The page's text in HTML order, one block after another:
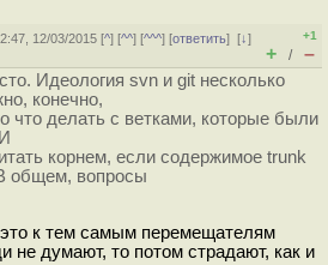
12/03/2015 [^] [^^] [^^^] [ответить][↓]
+1
+ / –
Идеология svn и git несколько
конечно,
что делать с ветками, которые были
корнем, если содержимое trunk
общем, вопросы
к тем самым перемещателям
не думают, то потом страдают, как и